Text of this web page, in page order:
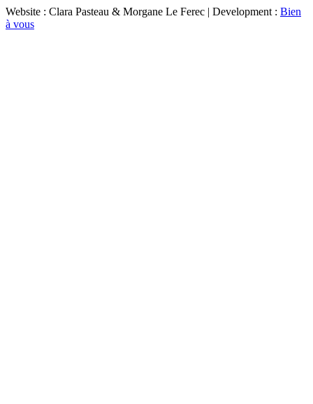
Website : Clara Pasteau & Morgane Le Ferec | Development : Bien
à vous